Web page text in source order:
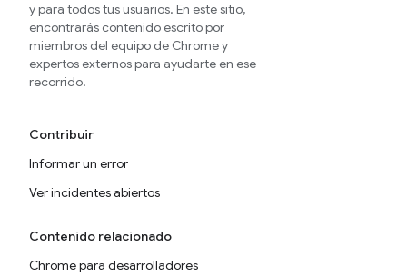
y para todos tus usuarios. En este sitio,
encontrarás contenido escrito por
miembros del equipo de Chrome y
expertos externos para ayudarte en ese
recorrido.
Contribuir
Informar un error
Ver incidentes abiertos
Contenido relacionado
Chrome para desarrolladores